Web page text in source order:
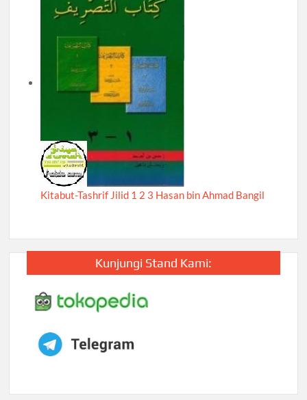
Kitabut-Tashrif Jilid 1 2 3 Hasan bin Ahmad Bangil
Kunjungi Stand Kami: